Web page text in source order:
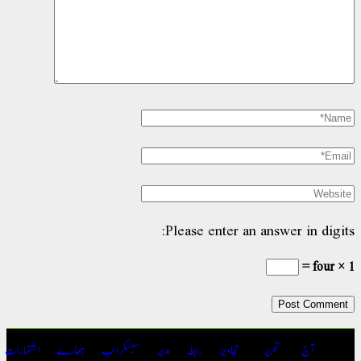
Please enter an answer in digits:
four × 1 =
آج
تحریر
تجاویز رابطہ
مدیر
سبسکرائب
ہمارے
اشتہارات